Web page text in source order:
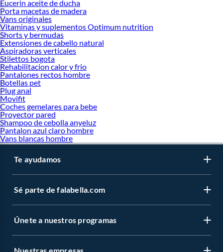
Eucerin aceite de ducha
Porta macetas de madera
Vans originales
Vitaminas y suplementos Optimum nutrition
Shorts y bermudas
Extensiones de cabello natural
Aspiradoras verticales
Stilettos bogota
Rehabilitacion calor y frio
Pantalones rectos hombre
Botellas pet
Plug anal
Movifit
Coches gemelares para bebe
Proyector pared
Shampoo de cebolla anyeluz
Pantalon azul claro hombre
Vans blancas hombre
Te ayudamos
Sé parte de falabella.com
Únete a nuestros programas
Nuestras empresas